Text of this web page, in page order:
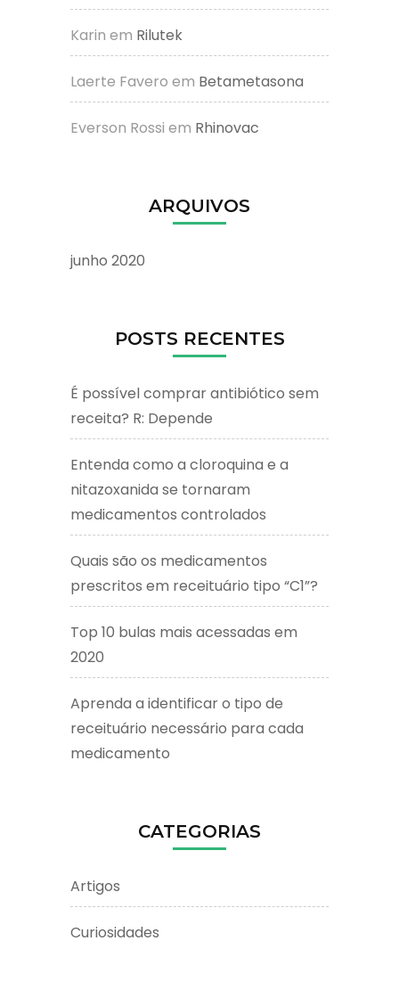
Karin em Rilutek
Laerte Favero em Betametasona
Everson Rossi em Rhinovac
ARQUIVOS
junho 2020
POSTS RECENTES
É possível comprar antibiótico sem
receita? R: Depende
Entenda como a cloroquina e a
nitazoxanida se tornaram
medicamentos controlados
Quais são os medicamentos
prescritos em receituário tipo “C1”?
Top 10 bulas mais acessadas em
2020
Aprenda a identificar o tipo de
receituário necessário para cada
medicamento
CATEGORIAS
Artigos
Curiosidades